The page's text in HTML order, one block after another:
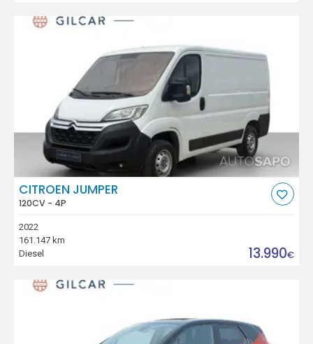
CITROEN JUMPER
120CV - 4P
2022
161.147 km
Diesel
13.990€